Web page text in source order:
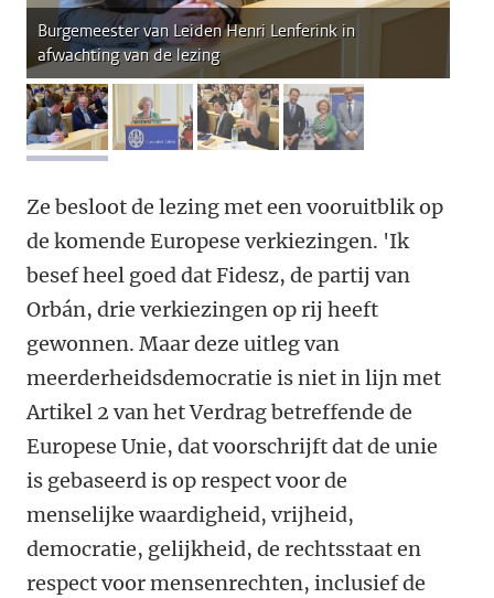
Burgemeester van Leiden Henri Lenferink in
afwachting van de lezing
afbeelding 1afbeelding 2afbeelding 3afbeelding 4
Ze besloot de lezing met een vooruitblik op
de komende Europese verkiezingen. 'Ik
besef heel goed dat Fidesz, de partij van
Orbán, drie verkiezingen op rij heeft
gewonnen. Maar deze uitleg van
meerderheidsdemocratie is niet in lijn met
Artikel 2 van het Verdrag betreffende de
Europese Unie, dat voorschrijft dat de unie
is gebaseerd is op respect voor de
menselijke waardigheid, vrijheid,
democratie, gelijkheid, de rechtsstaat en
respect voor mensenrechten, inclusief de